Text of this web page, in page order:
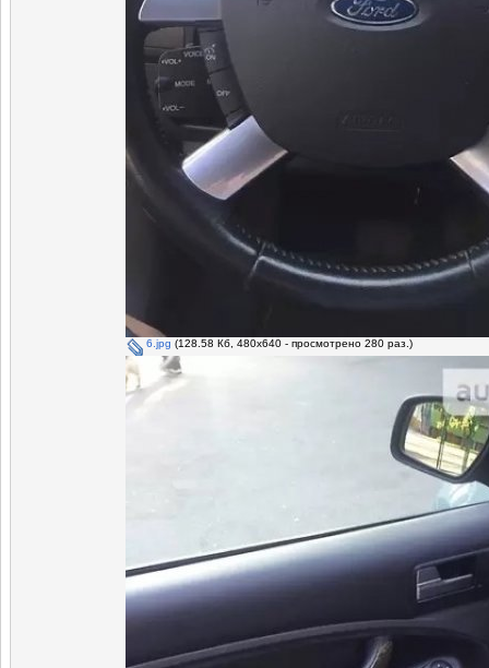
6.jpg (128.58 Кб, 480x640 - просмотрено 280 раз.)